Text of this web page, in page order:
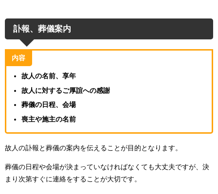
訃報、葬儀案内
内容
故人の名前、享年
故人に対するご厚誼への感謝
葬儀の日程、会場
喪主や施主の名前
故人の訃報と葬儀の案内を伝えることが目的となります。
葬儀の日程や会場が決まっていなければなくても大丈夫ですが、決
まり次第すぐに連絡をすることが大切です。